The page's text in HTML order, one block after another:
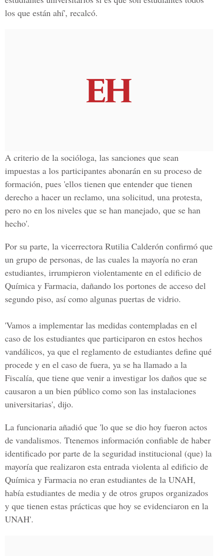
los que están ahí', recalcó.
A criterio de la socióloga, las sanciones que sean
impuestas a los participantes abonarán en su proceso de
formación, pues 'ellos tienen que entender que tienen
derecho a hacer un reclamo, una solicitud, una protesta,
pero no en los niveles que se han manejado, que se han
hecho'.
Por su parte, la vicerrectora Rutilia Calderón confirmó que
un grupo de personas, de las cuales la mayoría no eran
estudiantes, irrumpieron violentamente en el edificio de
Química y Farmacia, dañando los portones de acceso del
segundo piso, así como algunas puertas de vidrio.
'Vamos a implementar las medidas contempladas en el
caso de los estudiantes que participaron en estos hechos
vandálicos, ya que el reglamento de estudiantes define qué
procede y en el caso de fuera, ya se ha llamado a la
Fiscalía, que tiene que venir a investigar los daños que se
causaron a un bien público como son las instalaciones
universitarias', dijo.
La funcionaria añadió que 'lo que se dio hoy fueron actos
de vandalismos. Ttenemos información confiable de haber
identificado por parte de la seguridad institucional (que) la
mayoría que realizaron esta entrada violenta al edificio de
Química y Farmacia no eran estudiantes de la UNAH,
había estudiantes de media y de otros grupos organizados
y que tienen estas prácticas que hoy se evidenciaron en la
UNAH'.